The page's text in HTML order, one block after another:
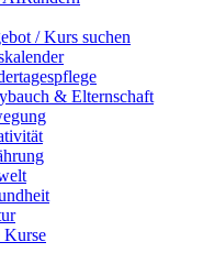
/ Kurs suchen
& Elternschaft